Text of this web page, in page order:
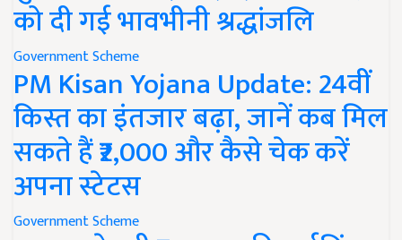
को दी गई भावभीनी श्रद्धांजलि
Government Scheme
PM Kisan Yojana Update: 24वीं
किस्त का इंतजार बढ़ा, जानें कब मिल
सकते हैं ₹2,000 और कैसे चेक करें
अपना स्टेटस
Government Scheme